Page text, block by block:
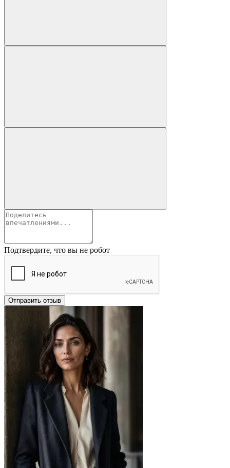
Подтвердите, что вы не робот
Отправить отзыв